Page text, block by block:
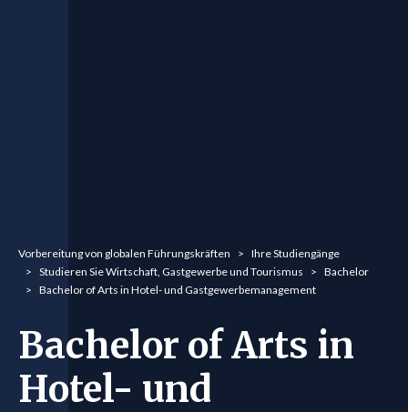
You are here:
Vorbereitung von globalen Führungskräften
Ihre Studiengänge
Studieren Sie Wirtschaft, Gastgewerbe und Tourismus
Bachelor
Bachelor of Arts in Hotel- und Gastgewerbemanagement
Bachelor of Arts in
Hotel- und